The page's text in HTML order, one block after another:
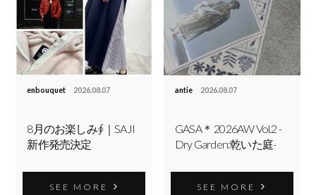
enbouquet 2026.08.07
8月のお楽しみ∮｜SAJI
新作発売決定
SEE MORE
antie 2026.08.07
GASA＊ 2026AW Vol.2 -
Dry Garden:乾いた庭-
SEE MORE